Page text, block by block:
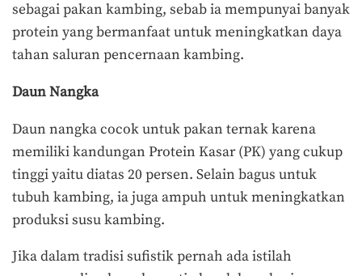
sebagai pakan kambing, sebab ia mempunyai banyak
protein yang bermanfaat untuk meningkatkan daya
tahan saluran pencernaan kambing.
Daun Nangka
Daun nangka cocok untuk pakan ternak karena
memiliki kandungan Protein Kasar (PK) yang cukup
tinggi yaitu diatas 20 persen. Selain bagus untuk
tubuh kambing, ia juga ampuh untuk meningkatkan
produksi susu kambing.
Jika dalam tradisi sufistik pernah ada istilah